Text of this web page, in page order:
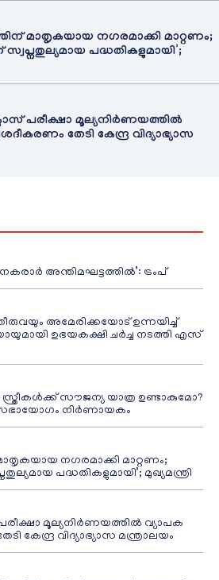
മാതൃകയായ നഗരമാക്കി മാറ്റണം;
പദ്ധതികളുമായി’;
ക്ലാസ് പരീക്ഷാ മൂല്യനിർണയത്തിൽ
തേടി കേന്ദ്ര വിദ്യാഭ്യാസ
അന്തിമഘട്ടത്തിൽ‌’: ട്രംപ്
അമേരിക്കയോട് ഉന്നയിച്ച്
ഉഭയകക്ഷി ചർച്ച നടത്തി എസ്
സൗജന്യ യാത്ര ഉണ്ടാകുമോ?
നിർണായകം
നഗരമാക്കി മാറ്റണം;
പദ്ധതികളുമായി’; മുഖ്യമന്ത്രി
പരീക്ഷാ മൂല്യനിർണയത്തിൽ വ്യാപക
കേന്ദ്ര വിദ്യാഭ്യാസ മന്ത്രാലയം